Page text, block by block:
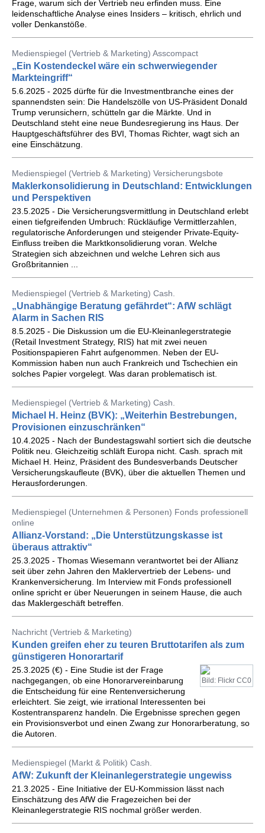
Frage, warum sich der Vertrieb neu erfinden muss. Eine
leidenschaftliche Analyse eines Insiders – kritisch, ehrlich und
voller Denkanstöße.
Medienspiegel (Vertrieb & Marketing) Asscompact
„Ein Kostendeckel wäre ein schwerwiegender
Markteingriff“
5.6.2025 - 2025 dürfte für die Investmentbranche eines der
spannendsten sein: Die Handelszölle von US-Präsident Donald
Trump verunsichern, schütteln gar die Märkte. Und in
Deutschland steht eine neue Bundesregierung ins Haus. Der
Hauptgeschäftsführer des BVI, Thomas Richter, wagt sich an
eine Einschätzung.
Medienspiegel (Vertrieb & Marketing) Versicherungsbote
Maklerkonsolidierung in Deutschland: Entwicklungen
und Perspektiven
23.5.2025 - Die Versicherungsvermittlung in Deutschland erlebt
einen tiefgreifenden Umbruch: Rückläufige Vermittlerzahlen,
regulatorische Anforderungen und steigender Private-Equity-
Einfluss treiben die Marktkonsolidierung voran. Welche
Strategien sich abzeichnen und welche Lehren sich aus
Großbritannien ...
Medienspiegel (Vertrieb & Marketing) Cash.
„Unabhängige Beratung gefährdet“: AfW schlägt
Alarm in Sachen RIS
8.5.2025 - Die Diskussion um die EU-Kleinanlegerstrategie
(Retail Investment Strategy, RIS) hat mit zwei neuen
Positionspapieren Fahrt aufgenommen. Neben der EU-
Kommission haben nun auch Frankreich und Tschechien ein
solches Papier vorgelegt. Was daran problematisch ist.
Medienspiegel (Vertrieb & Marketing) Cash.
Michael H. Heinz (BVK): „Weiterhin Bestrebungen,
Provisionen einzuschränken“
10.4.2025 - Nach der Bundestagswahl sortiert sich die deutsche
Politik neu. Gleichzeitig schläft Europa nicht. Cash. sprach mit
Michael H. Heinz, Präsident des Bundesverbands Deutscher
Versicherungskaufleute (BVK), über die aktuellen Themen und
Herausforderungen.
Medienspiegel (Unternehmen & Personen) Fonds professionell
online
Allianz-Vorstand: „Die Unterstützungskasse ist
überaus attraktiv“
25.3.2025 - Thomas Wiesemann verantwortet bei der Allianz
seit über zehn Jahren den Maklervertrieb der Lebens- und
Krankenversicherung. Im Interview mit Fonds professionell
online spricht er über Neuerungen in seinem Hause, die auch
das Maklergeschäft betreffen.
Nachricht (Vertrieb & Marketing)
Kunden greifen eher zu teuren Bruttotarifen als zum
günstigeren Honorartarif
Bild: Flickr CC0
25.3.2025 (€) - Eine Studie ist der Frage
nachgegangen, ob eine Honorarvereinbarung
die Entscheidung für eine Rentenversicherung
erleichtert. Sie zeigt, wie irrational Interessenten bei
Kostentransparenz handeln. Die Ergebnisse sprechen gegen
ein Provisionsverbot und einen Zwang zur Honorarberatung, so
die Autoren.
Medienspiegel (Markt & Politik) Cash.
AfW: Zukunft der Kleinanlegerstrategie ungewiss
21.3.2025 - Eine Initiative der EU-Kommission lässt nach
Einschätzung des AfW die Fragezeichen bei der
Kleinanlegerstrategie RIS nochmal größer werden.